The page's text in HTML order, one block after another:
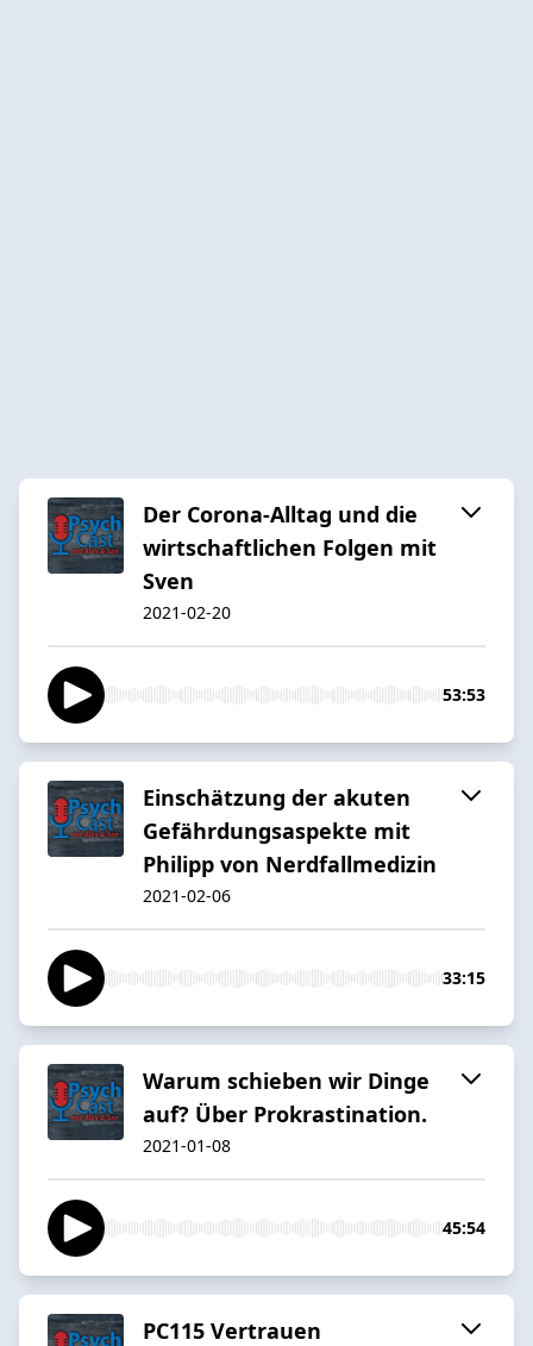
Der Corona-Alltag und die
wirtschaftlichen Folgen mit
Sven
2021-02-20
53:53
Einschätzung der akuten
Gefährdungsaspekte mit
Philipp von Nerdfallmedizin
2021-02-06
33:15
Warum schieben wir Dinge
auf? Über Prokrastination.
2021-01-08
45:54
PC115 Vertrauen